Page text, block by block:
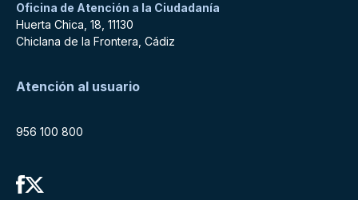
Oficina de Atención a la Ciudadanía
Huerta Chica, 18, 11130
Chiclana de la Frontera, Cádiz
Atención al usuario
956 100 800